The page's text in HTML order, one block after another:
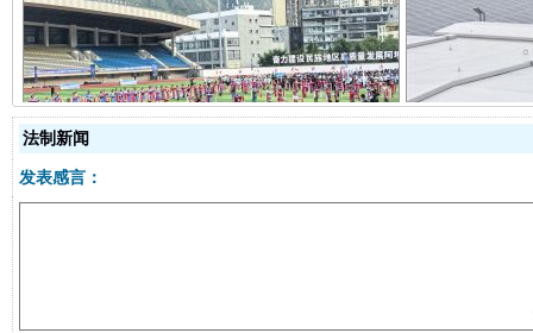
阿坝州三大球赛在茂县开幕 规模
法制新闻
发表感言：